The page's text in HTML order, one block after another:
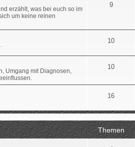
erzählt, was bei euch so im
um keine reinen
9
10
Umgang mit Diagnosen,
10
16
Themen